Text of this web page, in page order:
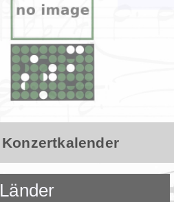
Konzertkalender
Länder